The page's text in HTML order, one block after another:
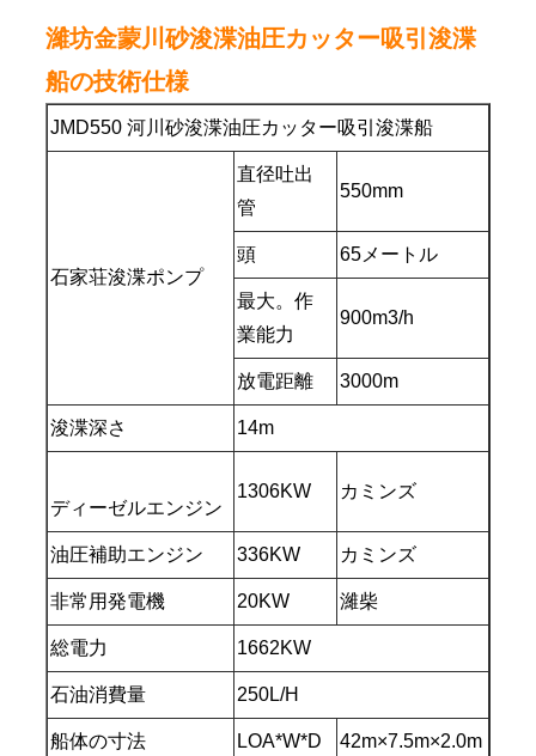
濰坊金蒙川砂浚渫油圧カッター吸引浚渫
船の技術仕様
JMD550 河川砂浚渫油圧カッター吸引浚渫船
石家荘浚渫ポンプ
直径吐出
管
550mm
頭 65メートル
最大。作
業能力
900m3/h
放電距離 3000m
浚渫深さ 14m
ディーゼルエンジン
1306KW カミンズ
油圧補助エンジン 336KW カミンズ
非常用発電機 20KW 濰柴
総電力 1662KW
石油消費量 250L/H
船体の寸法 LOA*W*D 42m×7.5m×2.0m